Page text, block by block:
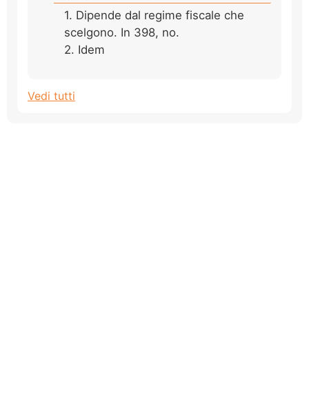
1. Dipende dal regime fiscale che
scelgono. In 398, no.
2. Idem
Vedi tutti